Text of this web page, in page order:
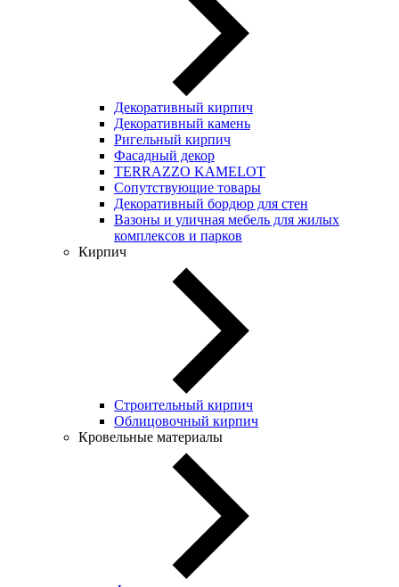
Декоративный кирпич
Декоративный камень
Ригельный кирпич
Фасадный декор
TERRAZZO KAMELOT
Сопутствующие товары
Декоративный бордюр для стен
Вазоны и уличная мебель для жилых
комплексов и парков
Кирпич
Строительный кирпич
Облицовочный кирпич
Кровельные материалы